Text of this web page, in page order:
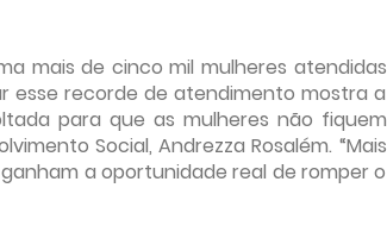
mais de cinco mil mulheres atendidas
esse recorde de atendimento mostra a
para que as mulheres não fiquem
Social, Andrezza Rosalém. “Mais
a oportunidade real de romper o